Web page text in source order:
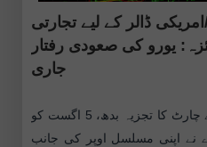
ڈالر کے لیے تجارتی
یورو کی صعودی رفتار
جاری
یورو/امریکی ڈالر کے 5 منٹ کے چارٹ کا تجزیہ بدھ، 5 اگست کو
نے اپنی مسلسل اوپر کی جانب